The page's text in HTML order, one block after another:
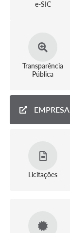
e-SIC
Transparência
Pública
EMPRESA
Licitações